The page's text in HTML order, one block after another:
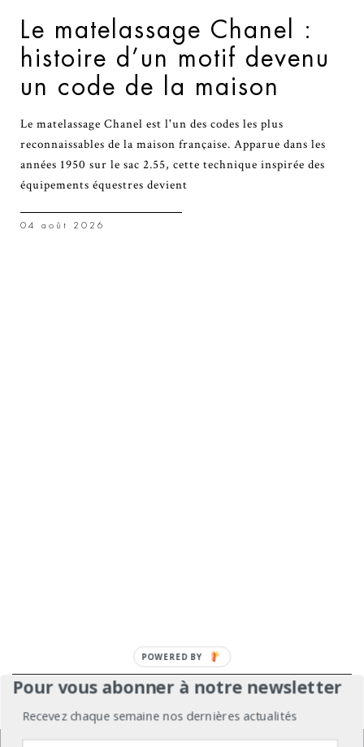
Le matelassage Chanel :
histoire d’un motif devenu
un code de la maison
Le matelassage Chanel est l'un des codes les plus
reconnaissables de la maison française. Apparue dans les
années 1950 sur le sac 2.55, cette technique inspirée des
équipements équestres devient
04 août 2026
Annonceurs Partenariats Les Experts
Pour vous abonner à notre newsletter
Recevez chaque semaine nos dernières actualités
POWERED
BY